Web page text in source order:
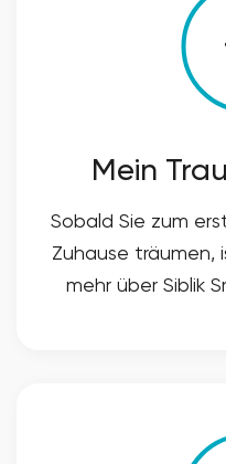
Mein
Sobald Sie zum
Zuhause
mehr über Siblik